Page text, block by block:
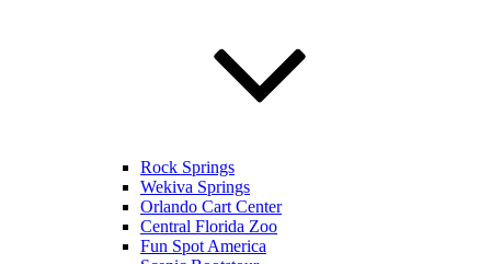
Rock Springs
Wekiva Springs
Orlando Cart Center
Central Florida Zoo
Fun Spot America